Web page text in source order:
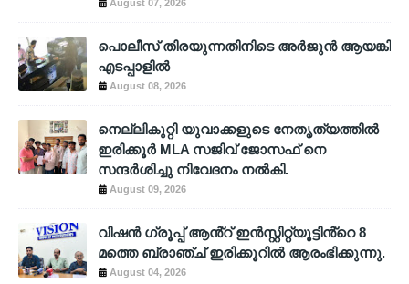
August 07, 2026
പൊലീസ് തിരയുന്നതിനിടെ അര്‍ജുന്‍ ആയങ്കി
എടപ്പാളില്‍
August 08, 2026
നെല്ലികുറ്റി യുവാക്കളുടെ നേതൃത്യത്തിൽ
ഇരിക്കൂർ MLA സജിവ് ജോസഫ് നെ
സന്ദർശിച്ചു നിവേദനം നൽകി.
August 09, 2026
വിഷൻ ഗ്രൂപ്പ് ആൻ്റ് ഇൻസ്റ്റിറ്റ്യൂട്ടിൻ്റെ 8
മത്തെ ബ്രാഞ്ച് ഇരിക്കൂറിൽ ആരംഭിക്കുന്നു.
August 04, 2026